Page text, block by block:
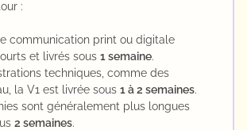
:
communication print ou digitale
et livrés sous 1 semaine.
techniques, comme des
la V1 est livrée sous 1 à 2 semaines.
sont généralement plus longues
2 semaines.